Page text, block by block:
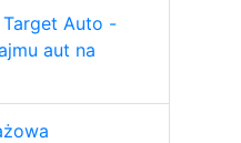
Auto -
aut na